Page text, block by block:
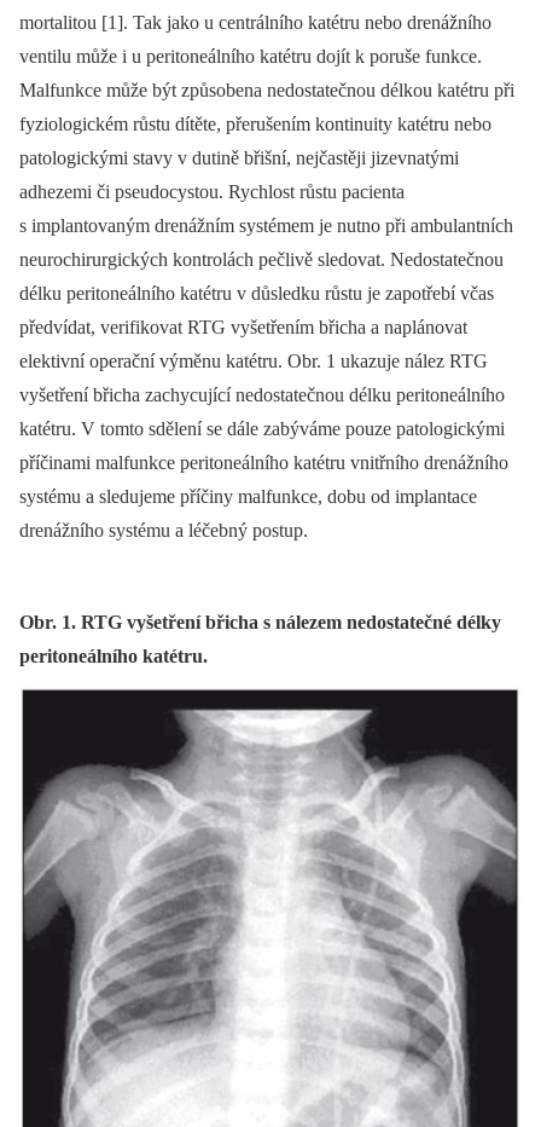
mortalitou [1]. Tak jako u centrálního katétru nebo drenážního
ventilu může i u peritoneálního katétru dojít k poruše funkce.
Malfunkce může být způsobena nedostatečnou délkou katétru při
fyziologickém růstu dítěte, přerušením kontinuity katétru nebo
patologickými stavy v dutině břišní, nejčastěji jizevnatými
adhezemi či pseudocystou. Rychlost růstu pacienta
s implantovaným drenážním systémem je nutno při ambulantních
neurochirurgických kontrolách pečlivě sledovat. Nedostatečnou
délku peritoneálního katétru v důsledku růstu je zapotřebí včas
předvídat, verifikovat RTG vyšetřením břicha a naplánovat
elektivní operační výměnu katétru. Obr. 1 ukazuje nález RTG
vyšetření břicha zachycující nedostatečnou délku peritoneálního
katétru. V tomto sdělení se dále zabýváme pouze patologickými
příčinami malfunkce peritoneálního katétru vnitřního drenážního
systému a sledujeme příčiny malfunkce, dobu od implantace
drenážního systému a léčebný postup.
Obr. 1. RTG vyšetření břicha s nálezem nedostatečné délky
peritoneálního katétru.